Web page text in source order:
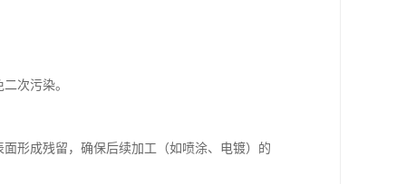
次污染。
形成残留，确保后续加工（如喷涂、电镀）的